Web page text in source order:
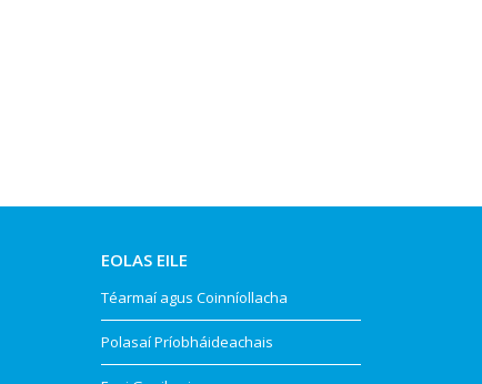
EOLAS EILE
Téarmaí agus Coinníollacha
Polasaí Príobháideachais